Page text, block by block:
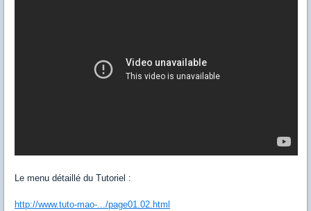
Le menu détaillé du Tutoriel :
http://www.tuto-mao-.../page01.02.html